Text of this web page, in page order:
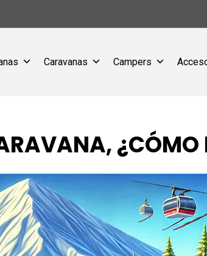
Caravanas Campers
¿CÓMO